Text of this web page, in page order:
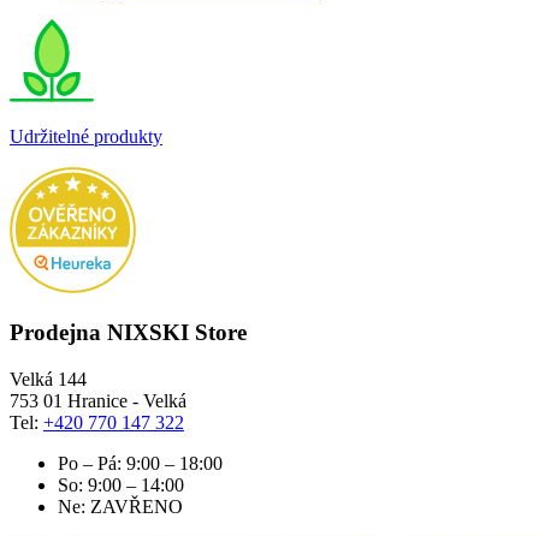
Udržitelné produkty
Prodejna NIXSKI Store
Velká 144
753 01 Hranice - Velká
Tel: +420 770 147 322
Po – Pá: 9:00 – 18:00
So: 9:00 – 14:00
Ne: ZAVŘENO